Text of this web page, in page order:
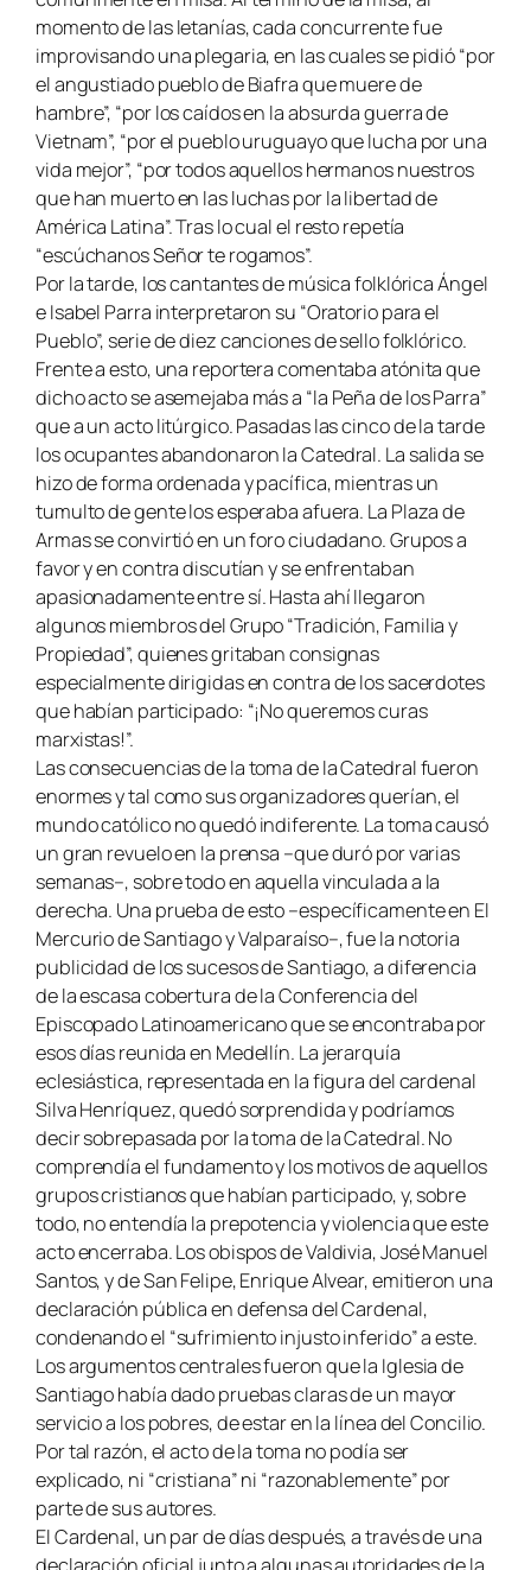
momento de las letanías, cada concurrente fue
improvisando una plegaria, en las cuales se pidió “por
el angustiado pueblo de Biafra que muere de
hambre”, “por los caídos en la absurda guerra de
Vietnam”, “por el pueblo uruguayo que lucha por una
vida mejor”, “por todos aquellos hermanos nuestros
que han muerto en las luchas por la libertad de
América Latina”. Tras lo cual el resto repetía
“escúchanos Señor te rogamos”.
Por la tarde, los cantantes de música folklórica Ángel
e Isabel Parra interpretaron su “Oratorio para el
Pueblo”, serie de diez canciones de sello folklórico.
Frente a esto, una reportera comentaba atónita que
dicho acto se asemejaba más a “la Peña de los Parra”
que a un acto litúrgico. Pasadas las cinco de la tarde
los ocupantes abandonaron la Catedral. La salida se
hizo de forma ordenada y pacífica, mientras un
tumulto de gente los esperaba afuera. La Plaza de
Armas se convirtió en un foro ciudadano. Grupos a
favor y en contra discutían y se enfrentaban
apasionadamente entre sí. Hasta ahí llegaron
algunos miembros del Grupo “Tradición, Familia y
Propiedad”, quienes gritaban consignas
especialmente dirigidas en contra de los sacerdotes
que habían participado: “¡No queremos curas
marxistas!”.
Las consecuencias de la toma de la Catedral fueron
enormes y tal como sus organizadores querían, el
mundo católico no quedó indiferente. La toma causó
un gran revuelo en la prensa –que duró por varias
semanas–, sobre todo en aquella vinculada a la
derecha. Una prueba de esto –específicamente en El
Mercurio de Santiago y Valparaíso–, fue la notoria
publicidad de los sucesos de Santiago, a diferencia
de la escasa cobertura de la Conferencia del
Episcopado Latinoamericano que se encontraba por
esos días reunida en Medellín. La jerarquía
eclesiástica, representada en la figura del cardenal
Silva Henríquez, quedó sorprendida y podríamos
decir sobrepasada por la toma de la Catedral. No
comprendía el fundamento y los motivos de aquellos
grupos cristianos que habían participado, y, sobre
todo, no entendía la prepotencia y violencia que este
acto encerraba. Los obispos de Valdivia, José Manuel
Santos, y de San Felipe, Enrique Alvear, emitieron una
declaración pública en defensa del Cardenal,
condenando el “sufrimiento injusto inferido” a este.
Los argumentos centrales fueron que la Iglesia de
Santiago había dado pruebas claras de un mayor
servicio a los pobres, de estar en la línea del Concilio.
Por tal razón, el acto de la toma no podía ser
explicado, ni “cristiana” ni “razonablemente” por
parte de sus autores.
El Cardenal, un par de días después, a través de una